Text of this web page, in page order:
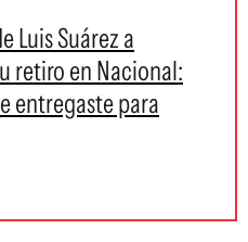
Luis Suárez a
retiro en Nacional:
entregaste para